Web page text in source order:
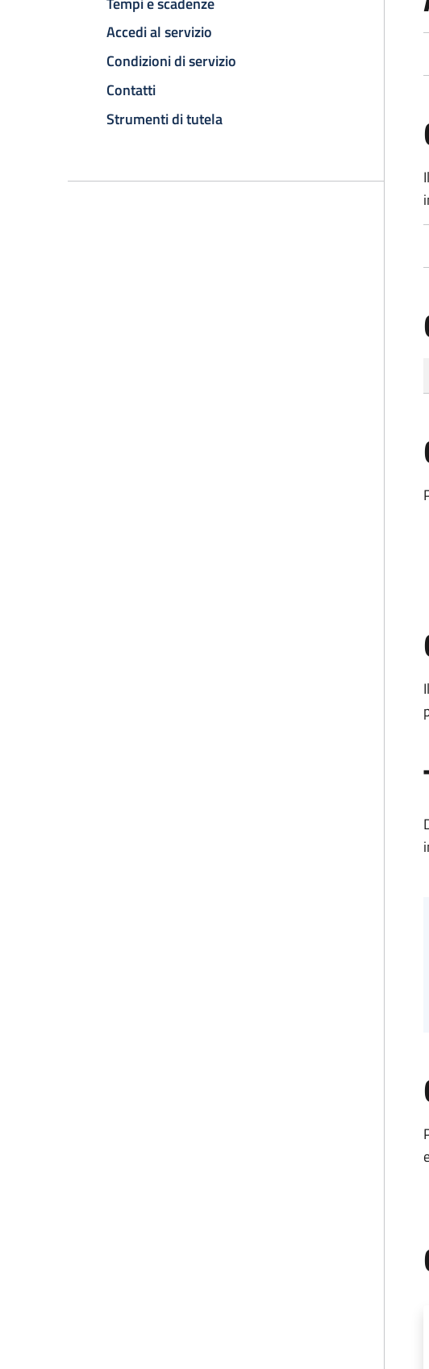
Accedi al servizio
Condizioni di servizio
Contatti
Strumenti di tutela